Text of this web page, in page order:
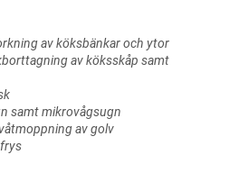
av köksbänkar och ytor
av köksskåp samt
samt mikrovågsugn
av golv